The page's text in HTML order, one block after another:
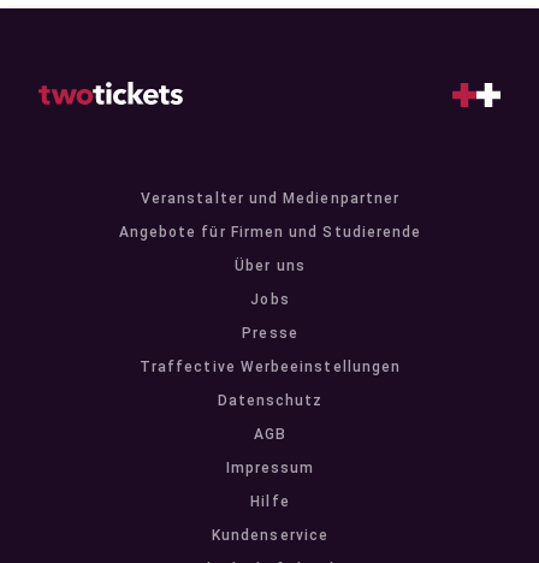
Veranstalter und Medienpartner
Angebote für Firmen und Studierende
Über uns
Jobs
Presse
Traffective Werbeeinstellungen
Datenschutz
AGB
Impressum
Hilfe
Kundenservice